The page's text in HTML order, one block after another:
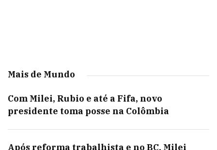
Mais de Mundo
Com Milei, Rubio e até a Fifa, novo
presidente toma posse na Colômbia
Após reforma trabalhista e no BC, Milei